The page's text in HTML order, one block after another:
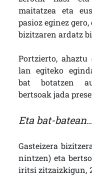
maitatzea eta
pasioz eginez
bizitzaren ardatz
Portzierto,
lan egiteko
bat botatzen
bertsoak jada
Eta bat-
Gasteizera
nintzen) eta
iritsi zitzaizkigun,